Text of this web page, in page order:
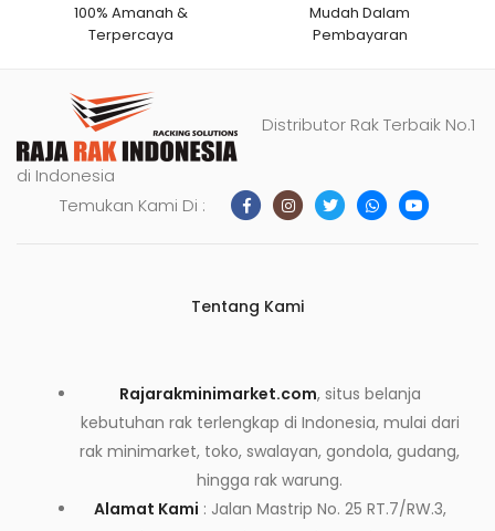
100% Amanah &
Terpercaya
Mudah Dalam
Pembayaran
Distributor Rak Terbaik No.1
di Indonesia
Temukan Kami Di :
Tentang Kami
Rajarakminimarket.com, situs belanja
kebutuhan rak terlengkap di Indonesia, mulai dari
rak minimarket, toko, swalayan, gondola, gudang,
hingga rak warung.
Alamat Kami : Jalan Mastrip No. 25 RT.7/RW.3,